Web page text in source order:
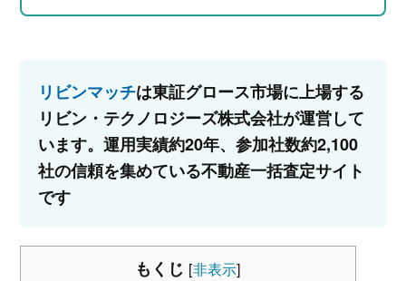
リビンマッチは東証グロース市場に上場する
リビン・テクノロジーズ株式会社が運営して
います。運用実績約20年、参加社数約2,100
社の信頼を集めている不動産一括査定サイト
です
もくじ [非表示]